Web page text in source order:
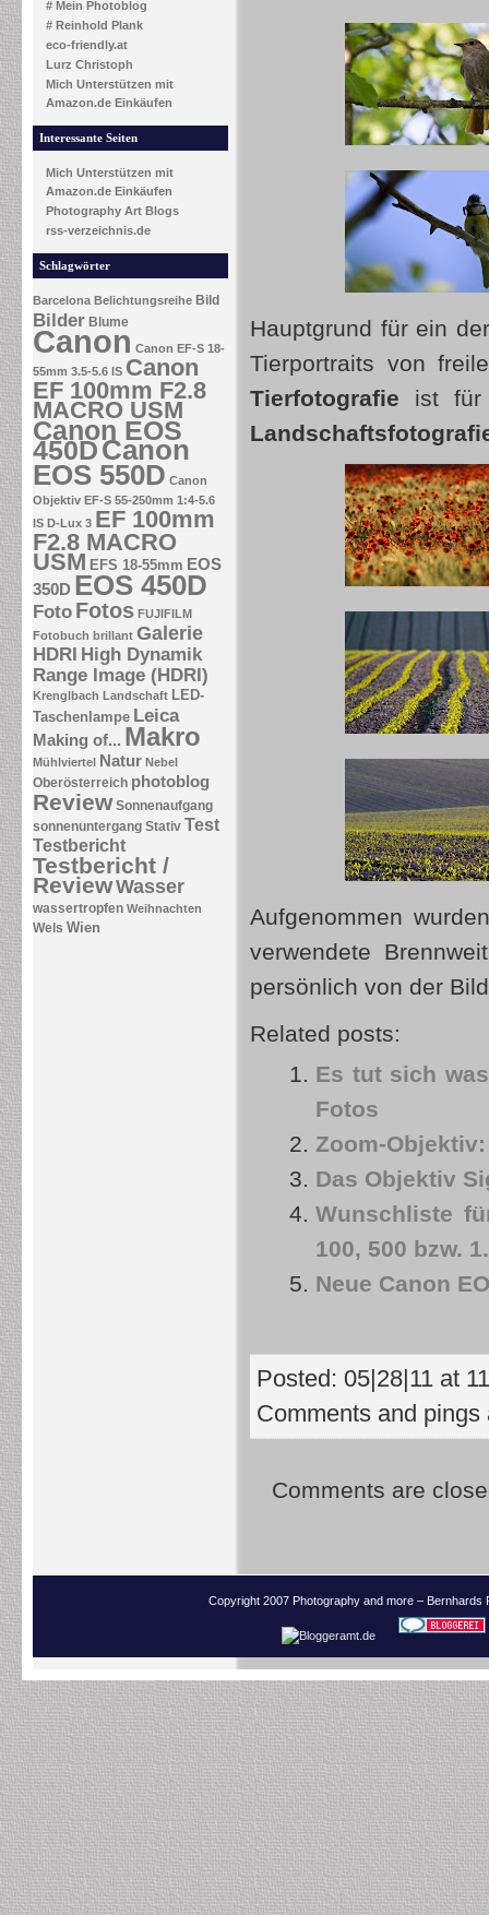
# Mein Photoblog
# Reinhold Plank
eco-friendly.at
Lurz Christoph
Mich Unterstützen mit
Amazon.de Einkäufen
Interessante Seiten
Mich Unterstützen mit
Amazon.de Einkäufen
Photography Art Blogs
rss-verzeichnis.de
Schlagwörter
Barcelona Belichtungsreihe Bild
Bilder Blume
Canon Canon EF-S 18-
55mm 3.5-5.6 IS Canon
EF 100mm F2.8
MACRO USM
Canon EOS
450DCanon
EOS 550D Canon
Objektiv EF-S 55-250mm 1:4-5.6
IS D-Lux 3 EF 100mm
F2.8 MACRO
USM EFS 18-55mm EOS
350D EOS 450D
Foto Fotos FUJIFILM
Fotobuch brillant Galerie
HDRI High Dynamik
Range Image (HDRI)
Krenglbach Landschaft LED-
Taschenlampe Leica
Making of... Makro
Mühlviertel Natur Nebel
Oberösterreich photoblog
Review Sonnenaufgang
sonnenuntergang Stativ Test
Testbericht
Testbericht /
ReviewWasser
wassertropfen Weihnachten
Wels Wien
Hauptgrund für ein
Tierportraits von
Tierfotografie ist für
Aufgenommen
verwendete
persönlich von der
Related posts:
Es tut sich
Fotos
Zoom-Objektiv:
Das Objektiv
Wunschliste
100, 500 bzw.
Neue Canon
Posted: 05|28|11 at
Comments and
Comments are
Copyright 2007 Photography and more –